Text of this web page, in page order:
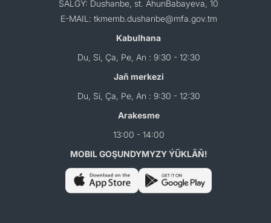
SALGY: Dushanbe, st. AhunBabayeva, 10
E-MAIL: tkmemb.dushanbe@mfa.gov.tm
Kabulhana
Du, Si, Ça, Pe, An : 9:30 - 12:30
Jaň merkezi
Du, Si, Ça, Pe, An : 9:30 - 12:30
Arakesme
13:00 - 14:00
MOBIL GOŞUNDYMYZY ÝÜKLÄŇ!